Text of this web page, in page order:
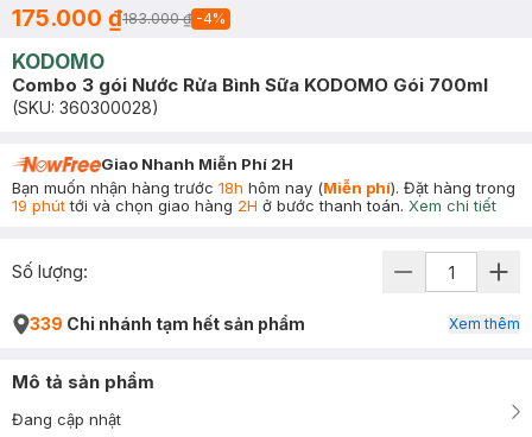
175.000 ₫183.000 ₫ -4%
KODOMO
Combo 3 gói Nước Rửa Bình Sữa KODOMO Gói 700ml
(SKU: 360300028)
Giao Nhanh Miễn Phí 2H
Bạn muốn nhận hàng trước 18h hôm nay (Miễn phí). Đặt hàng trong
19 phúttới và chọn giao hàng 2H ở bước thanh toán. Xem chi tiết
Số lượng:
339 Chi nhánh tạm hết sản phẩm Xem thêm
Mô tả sản phẩm
Đang cập nhật